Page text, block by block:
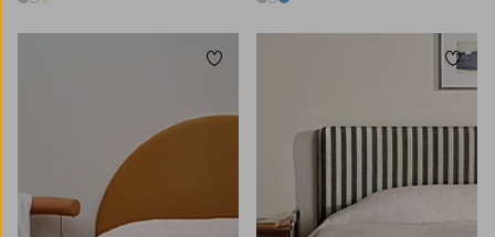
3 värejä 3 värejä
Lisää suosikkeihin Lisää